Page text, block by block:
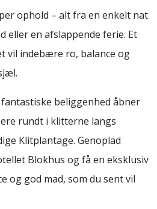
ophold – alt fra en enkelt nat
eller en afslappende ferie. Et
vil indebære ro, balance og
beliggenhed åbner
rundt i klitterne langs
Klitplantage. Genoplad
Blokhus og få en eksklusiv
og god mad, som du sent vil